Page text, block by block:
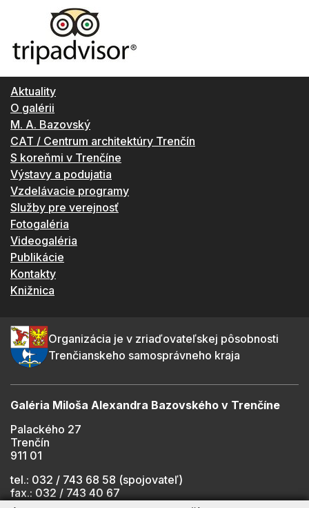
Aktuality
O galérii
M. A. Bazovský
CAT / Centrum architektúry Trenčín
S koreňmi v Trenčíne
Výstavy a podujatia
Vzdelávacie programy
Služby pre verejnosť
Fotogaléria
Videogaléria
Publikácie
Kontakty
Knižnica
Organizácia je v zriaďovateľskej pôsobnosti
Trenčianskeho samosprávneho kraja
Galéria Miloša Alexandra Bazovského v Trenčíne
Palackého 27
Trenčín
911 01
tel.: 032 / 743 68 58 (spojovateľ)
fax.: 032 / 743 40 67